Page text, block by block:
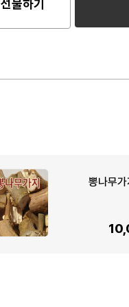
선물하기
뽕나무